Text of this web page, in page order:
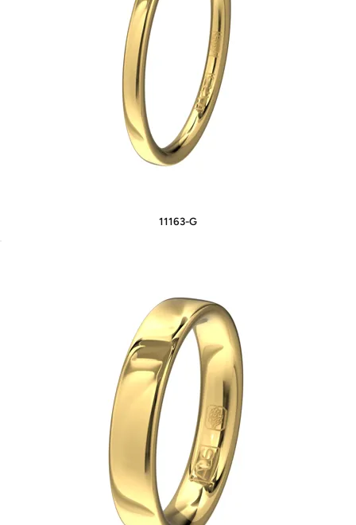
11163-G